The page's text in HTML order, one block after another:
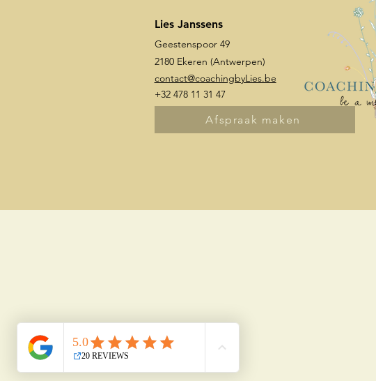
Lies Janssens
Geestenspoor 49
2180 Ekeren (Antwerpen)
contact@coachingbyLies.be
+32 478 11 31 47
Afspraak maken